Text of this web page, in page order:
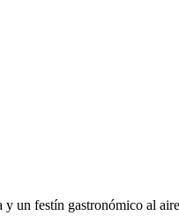
un festín gastronómico al